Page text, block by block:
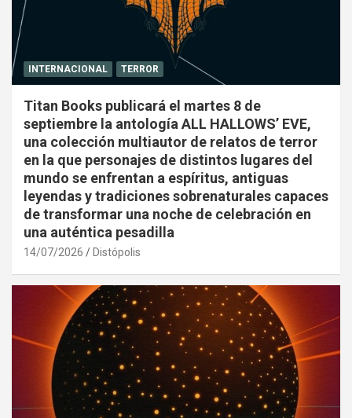
INTERNACIONAL TERROR
Titan Books publicará el martes 8 de
septiembre la antología ALL HALLOWS’ EVE,
una colección multiautor de relatos de terror
en la que personajes de distintos lugares del
mundo se enfrentan a espíritus, antiguas
leyendas y tradiciones sobrenaturales capaces
de transformar una noche de celebración en
una auténtica pesadilla
14/07/2026 Distópolis